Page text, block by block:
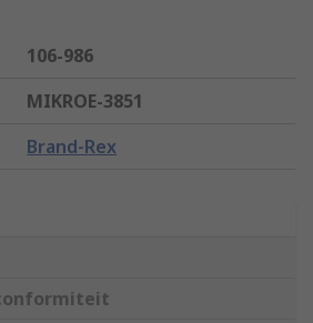
106-986
MIKROE-3851
Brand-Rex